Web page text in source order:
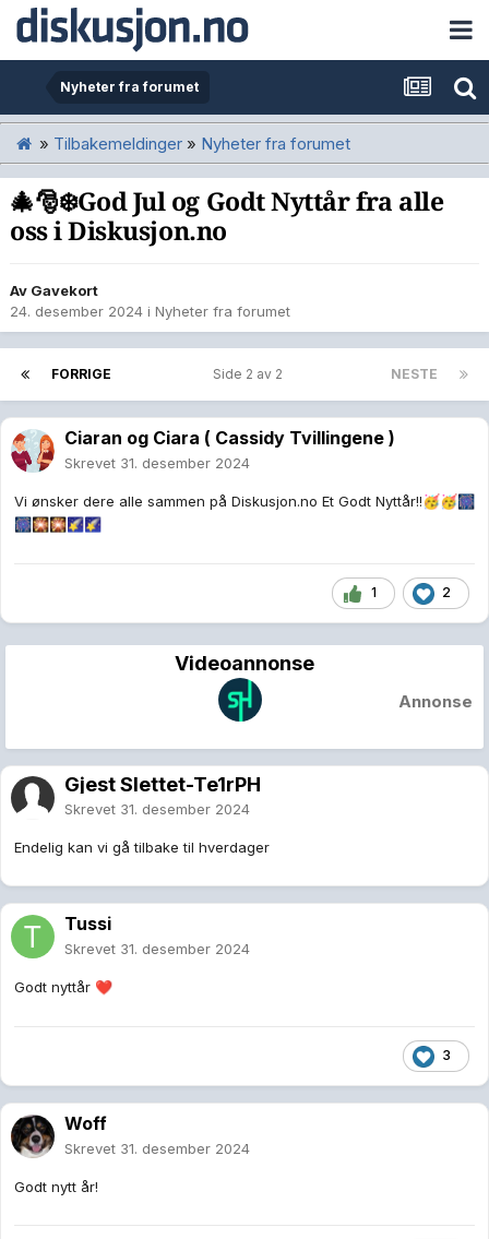
Nyheter fra forumet
» Tilbakemeldinger » Nyheter fra forumet
🎄🎅❄️God Jul og Godt Nyttår fra alle
oss i Diskusjon.no
Av Gavekort
24. desember 2024 i Nyheter fra forumet
FORRIGE NESTE
Side 2 av 2
Ciaran og Ciara ( Cassidy Tvillingene )
Skrevet 31. desember 2024
Vi ønsker dere alle sammen på Diskusjon.no Et Godt Nyttår!! 🥳 🥳🎆
🎆🎇🎇🌠🌠
1 2
Videoannonse
Annonse
Gjest Slettet-Te1rPH
Skrevet 31. desember 2024
Endelig kan vi gå tilbake til hverdager
Tussi
Skrevet 31. desember 2024
Godt nyttår ❤️
3
Woff
Skrevet 31. desember 2024
Godt nytt år!